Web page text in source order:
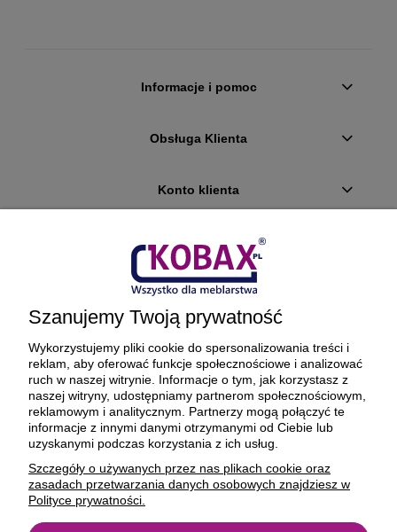
Informacje i pomoc
Obsługa Klienta
Konto klienta
Płatności i dostawa
Ciekawostki
O firmie
BEZPIECZNE PŁATNOŚCI ORAZ DOSTAWA
Szanujemy Twoją prywatność
Wykorzystujemy pliki cookie do spersonalizowania treści i
reklam, aby oferować funkcje społecznościowe i analizować
ruch w naszej witrynie. Informacje o tym, jak korzystasz z
naszej witryny, udostępniamy partnerom społecznościowym,
reklamowym i analitycznym. Partnerzy mogą połączyć te
informacje z innymi danymi otrzymanymi od Ciebie lub
uzyskanymi podczas korzystania z ich usług.
Szczegóły o używanych przez nas plikach cookie oraz
zasadach przetwarzania danych osobowych znajdziesz w
Polityce prywatności.